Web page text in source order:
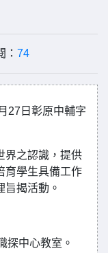
74
27日彰原中輔字
界之認識，提供
育學生具備工作
揭活動。
探中心教室。